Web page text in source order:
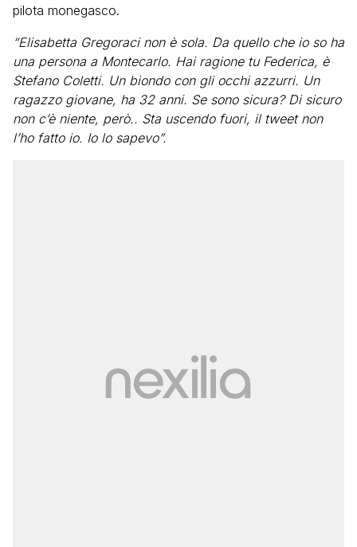
pilota monegasco.
“Elisabetta Gregoraci non è sola. Da quello che io so ha
una persona a Montecarlo. Hai ragione tu Federica, è
Stefano Coletti. Un biondo con gli occhi azzurri. Un
ragazzo giovane, ha 32 anni. Se sono sicura? Di sicuro
non c’è niente, però.. Sta uscendo fuori, il tweet non
l’ho fatto io. Io lo sapevo”.